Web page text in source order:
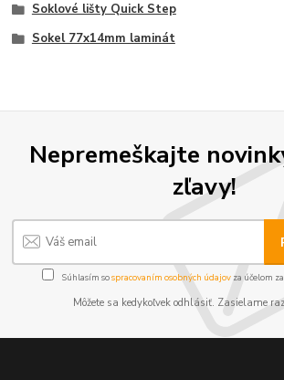
Soklové lišty Quick Step
Sokel 77x14mm laminát
Nepremeškajte
zľavy!
Súhlasím sospracovaním osobných údajov za účelom
Môžete sa kedykoľvek odhlásiť. Zasielame